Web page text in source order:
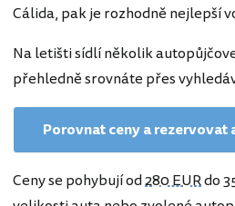
Cálida, pak je rozhodně nejlepší
Na letišti sídlí několik
přehledně srovnáte přes
Porovnat ceny a rezervovat
Ceny se pohybují od280 EURdo